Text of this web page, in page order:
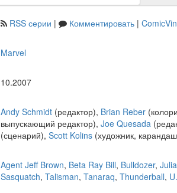
RSS серии | Комментировать |
Marvel
10.2007
Andy Schmidt (редактор), Brian Reber
выпускающий редактор), Joe Quesada
(сценарий), Scott Kolins (художник,
Agent Jeff Brown, Beta Ray Bill, Bulldozer,
Sasquatch, Talisman, Tanaraq, Thunderball,